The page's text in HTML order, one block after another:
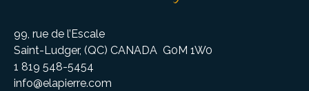
99, rue de l’Escale
Saint-Ludger, (QC) CANADA G0M 1W0
1 819 548-5454
info@elapierre.com